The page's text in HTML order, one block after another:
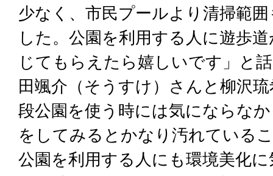
少なく、市民プールより清掃範
した。公園を利用する人に遊歩
じてもらえたら嬉しいです」と
田颯介（そうすけ）さんと柳沢
段公園を使う時には気にならな
をしてみるとかなり汚れている
公園を利用する人にも環境美化